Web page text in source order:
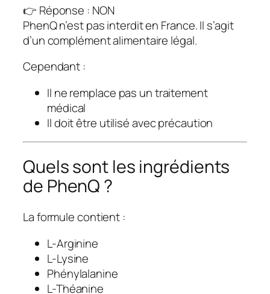
👉 Réponse : NON
PhenQ n’est pas interdit en France. Il s’agit
d’un complément alimentaire légal.
Cependant :
Il ne remplace pas un traitement
médical
Il doit être utilisé avec précaution
Quels sont les ingrédients
de PhenQ ?
La formule contient :
L-Arginine
L-Lysine
Phénylalanine
L-Théanine